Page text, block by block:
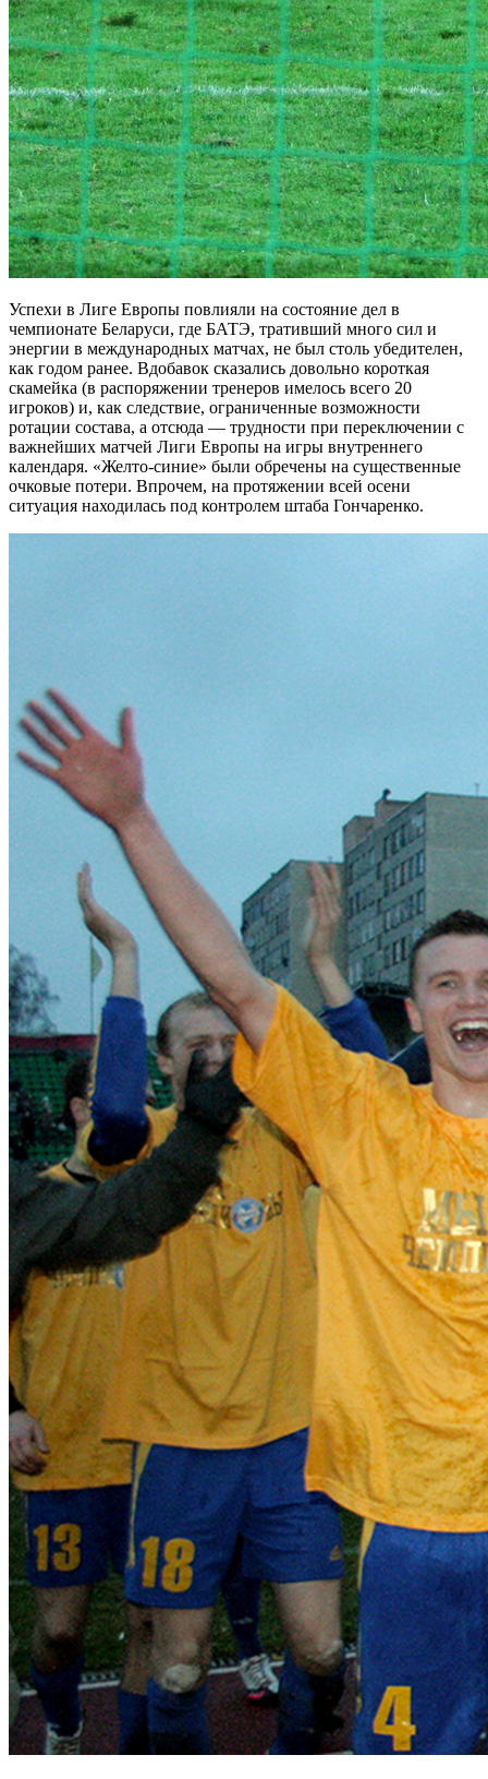
Успехи в Лиге Европы повлияли на состояние дел в
чемпионате Беларуси, где БАТЭ, тративший много сил и
энергии в международных матчах, не был столь убедителен,
как годом ранее. Вдобавок сказались довольно короткая
скамейка (в распоряжении тренеров имелось всего 20
игроков) и, как следствие, ограниченные возможности
ротации состава, а отсюда — трудности при переключении с
важнейших матчей Лиги Европы на игры внутреннего
календаря. «Желто-синие» были обречены на существенные
очковые потери. Впрочем, на протяжении всей осени
ситуация находилась под контролем штаба Гончаренко.